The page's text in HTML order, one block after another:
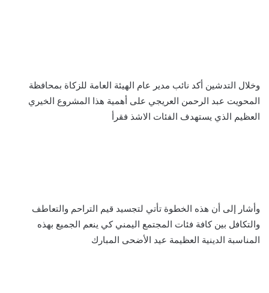
وخلال التدشين أكد نائب مدير عام الهيئة العامة للزكاة بمحافظة
المحويت عبد الرحمن العريجي على أهمية هذا المشروع الخيري
العظيم الذي يستهدف الفئات الاشذ فقرأ
وأشار إلى أن هذه الخطوة تأتي لتجسيد قيم التراحم والتعاطف
والتكافل بين كافة فئات المجتمع اليمني كي ينعم الجميع بهذه
المناسبة الدينية العظيمة عيد الأضحى المبارك